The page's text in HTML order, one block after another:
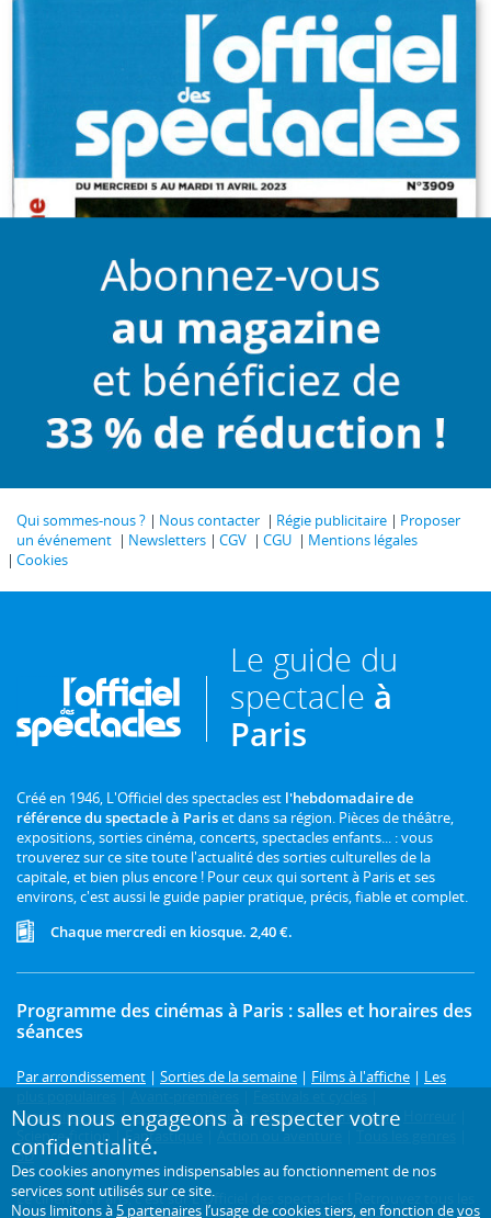
Qui sommes-nous ? Nous contacter Régie publicitaire
Proposer
un événement
Newsletters CGV CGU
Mentions légales
Cookies
Le guide du
spectacle à
Paris
Créé en 1946, L'Officiel des spectacles est l'hebdomadaire de
référence du spectacle à Pariset dans sa région. Pièces de théâtre,
expositions, sorties cinéma, concerts, spectacles enfants... : vous
trouverez sur ce site toute l'actualité des sorties culturelles de la
capitale, et bien plus encore ! Pour ceux qui sortent à Paris et ses
environs, c'est aussi le guide papier pratique, précis, fiable et complet.
Chaque mercredi en kiosque. 2,40 €.
Programme des cinémas à Paris : salles et horaires des
séances
Par arrondissement | Sorties de la semaine | Films à l'affiche | Les
Prochainement |Comédie|Drame |Thriller|Animation|
Science-fiction
|Fantastique Action ou aventure
3D
Le cinéma à Paris, c'est sur L'Officiel des spectacles ! Retrouvez tous les
Nous nous engageons à respecter votre
confidentialité.
Des cookies anonymes indispensables au fonctionnement de nos
services sont utilisés sur ce site.
Nous limitons à 5 partenaires l’usage de cookies tiers, en fonction devos